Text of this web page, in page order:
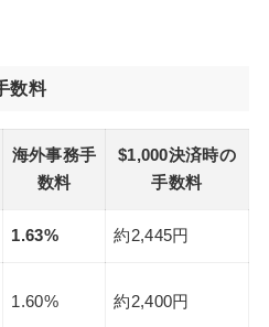
数料
海外事務手
数料
$1,000決済時の
手数料
1.63% 約2,445円
1.60% 約2,400円